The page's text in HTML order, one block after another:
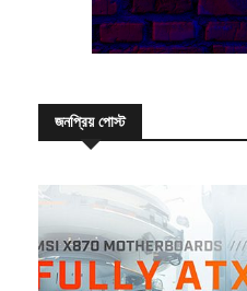
জনপ্রিয় পোস্ট